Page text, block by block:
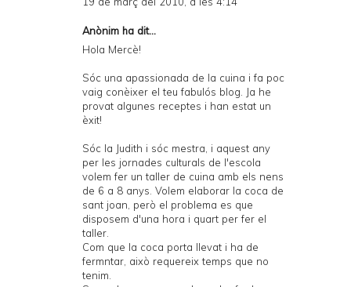
Anònim ha dit...
Hola Mercè!
Sóc una apassionada de la cuina i fa poc
vaig conèixer el teu fabulós blog. Ja he
provat algunes receptes i han estat un
èxit!
Sóc la Judith i sóc mestra, i aquest any
per les jornades culturals de l'escola
volem fer un taller de cuina amb els nens
de 6 a 8 anys. Volem elaborar la coca de
sant joan, però el problema es que
disposem d'una hora i quart per fer el
taller.
Com que la coca porta llevat i ha de
fermntar, això requereix temps que no
tenim.